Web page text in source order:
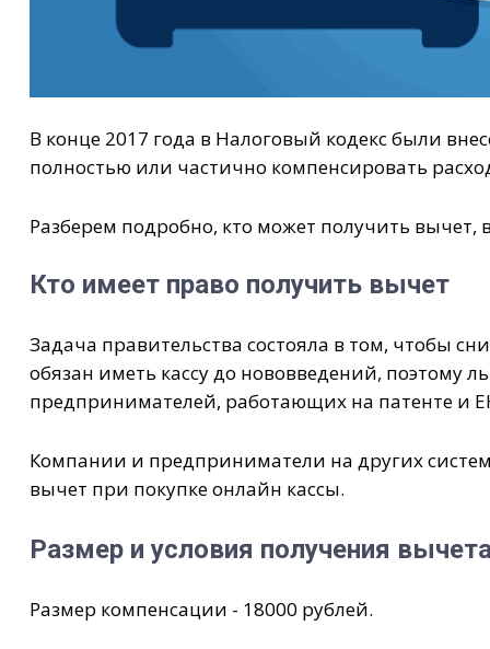
В конце 2017 года в Налоговый кодекс были
полностью или частично компенсировать
Разберем подробно, кто может получить вычет,
Кто имеет право получить вычет
Задача правительства состояла в том, чтобы
обязан иметь кассу до нововведений, поэтому
предпринимателей, работающих на патенте и
Компании и предприниматели на других
вычет при покупке онлайн кассы.
Размер и условия получения
Размер компенсации - 18000 рублей.